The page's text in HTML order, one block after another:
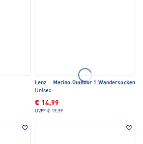
Lenz · Merino Outdoor 1 Wandersocken
Unisex
€ 14,99
UVP* € 19,99